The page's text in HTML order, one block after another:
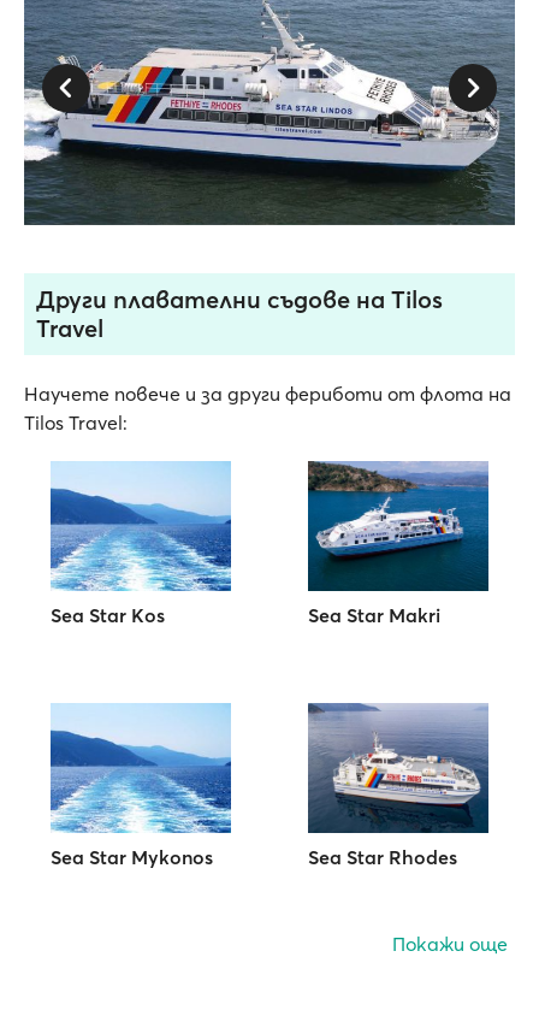
Други плавателни съдове на Tilos
Travel
Научете повече и за други фериботи от флота на
Tilos Travel:
Sea Star Kos Sea Star Makri
Sea Star Mykonos Sea Star Rhodes
Покажи още